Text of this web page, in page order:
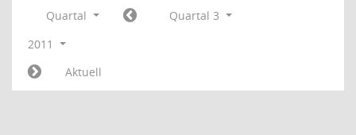
Quartal
Quartal 3
2011
Aktuell